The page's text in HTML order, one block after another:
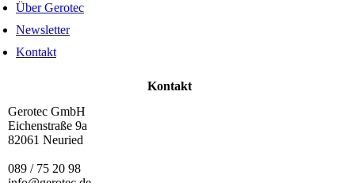
Über Gerotec
Newsletter
Kontakt
Kontakt
Gerotec GmbH
Eichenstraße 9a
82061 Neuried
089 / 75 20 98